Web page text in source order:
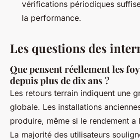
vérifications périodiques
la performance.
Les questions des
Que pensent réellement les
depuis plus de dix ans ?
Les retours terrain indiquent une
globale. Les installations
produire, même si le rendement a
La majorité des utilisateurs